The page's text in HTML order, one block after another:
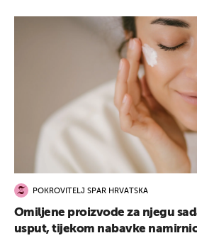
POKROVITELJ SPAR HRVATSKA
Omiljene proizvode za njegu
usput, tijekom nabavke